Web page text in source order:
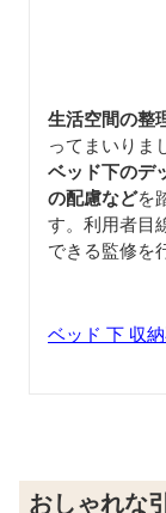
生活空間の整
ってまいりま
ベッド下のデ
の配慮などを
す。利用者目
できる監修を
ベッド 下 収
おしゃれな